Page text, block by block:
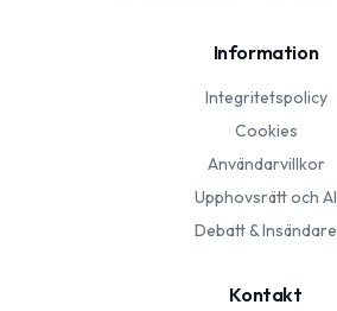
Information
Integritetspolicy
Cookies
Användarvillkor
Upphovsrätt och AI
Debatt & Insändare
Kontakt